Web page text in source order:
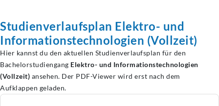
Studienverlaufsplan Elektro- und
Informationstechnologien (Vollzeit)
Hier kannst du den aktuellen Studienverlaufsplan für den
Bachelorstudiengang Elektro- und Informationstechnologien
(Vollzeit) ansehen. Der PDF-Viewer wird erst nach dem
Aufklappen geladen.